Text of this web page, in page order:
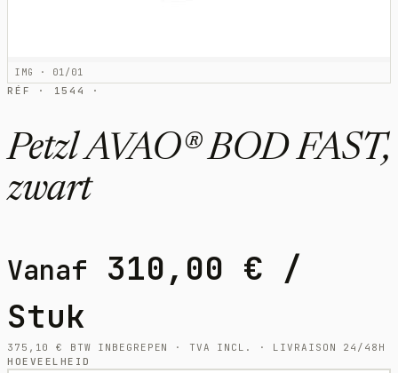
IMG · 01/01
RÉF · 1544 ·
Petzl AVAO® BOD FAST,
zwart
Vanaf 310,00 € /
Stuk
375,10€
BTW INBEGREPEN · TVA INCL. · LIVRAISON 24/48H
HOEVEELHEID